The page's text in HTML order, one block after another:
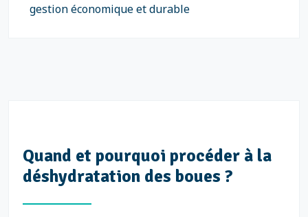
gestion économique et durable
Quand et pourquoi procéder à la
déshydratation des boues ?